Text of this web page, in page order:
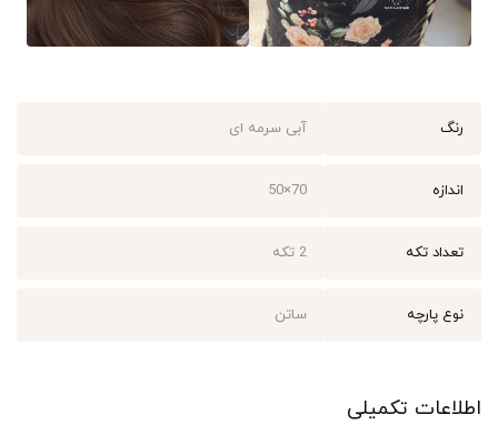
رنگ آبی سرمه ای
اندازه 70×50
تعداد تکه 2 تکه
نوع پارچه ساتن
اطلاعات تکمیلی